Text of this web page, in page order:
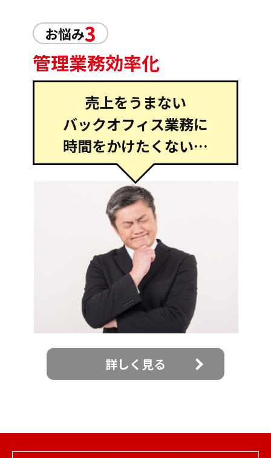
お悩み3
管理業務効率化
売上をうまない
バックオフィス業務に
時間をかけたくない…
詳しく見る